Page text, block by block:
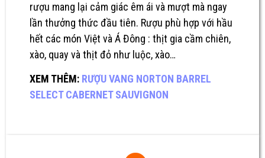
rượu mang lại cảm giác êm ái và mượt mà ngay
lần thưởng thức đầu tiên. Rượu phù hợp với hầu
hết các món Việt và Á Đông : thịt gia cầm chiên,
xào, quay và thịt đỏ như luộc, xào…
XEM THÊM: RƯỢU VANG NORTON BARREL
SELECT CABERNET SAUVIGNON